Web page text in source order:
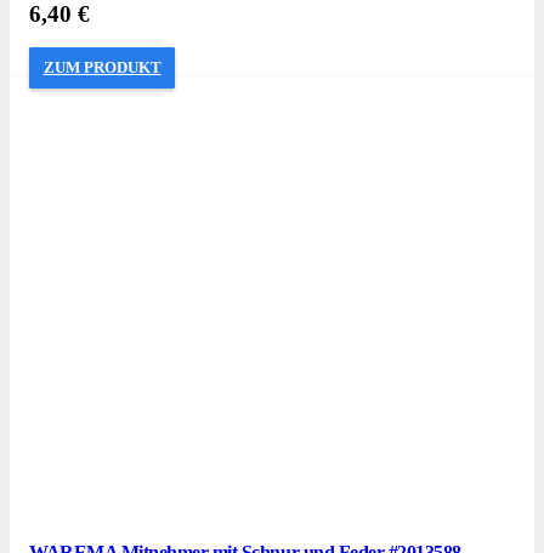
6,40 €
ZUM PRODUKT